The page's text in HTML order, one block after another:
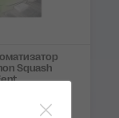
Squash